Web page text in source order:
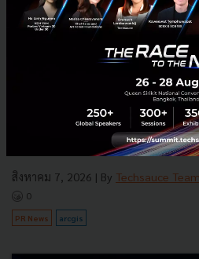
กรุงเทพโปรดิ๊วส x Esri ใช้ดาวเที
กรุงเทพโปรดิ๊วส ผนึก Esri Thailand
และภาพถ่ายดาวเทียม ตรวจพิกัดแปลง
ความโปร่งใส ตอบโจทย์มาตรฐานค้าโ
สิงหาคม 7, 2026 | By Techsauce Team
0
PR News arcgis